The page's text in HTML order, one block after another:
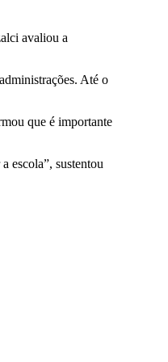
avaliou a
Até o
que é importante
escola”, sustentou